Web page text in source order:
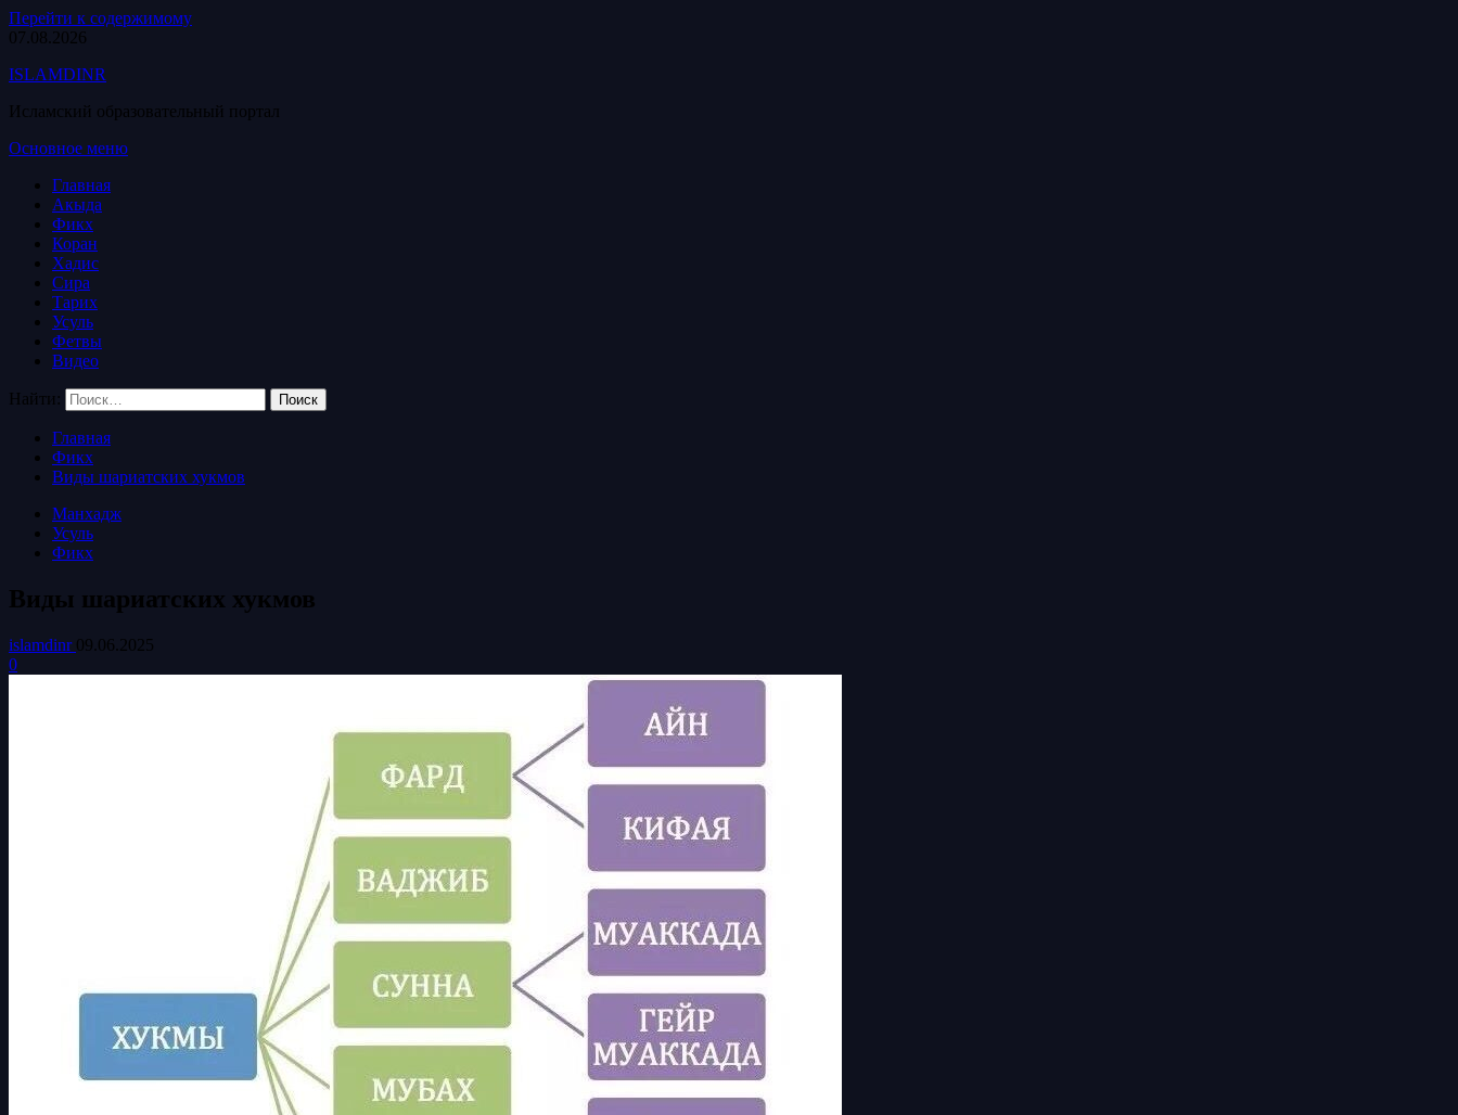
Перейти к содержимому
07.08.2026
ISLAMDINR
Исламский образовательный портал
Основное меню
Главная
Акыда
Фикх
Коран
Хадис
Сира
Тарих
Усуль
Фетвы
Видео
Найти:
Главная
Фикх
Виды шариатских хукмов
Манхадж
Усуль
Фикх
Виды шариатских хукмов
islamdinr 09.06.2025
0